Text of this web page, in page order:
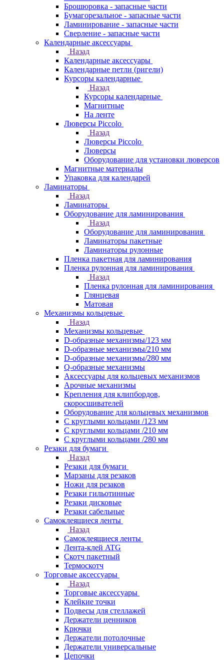
Брошюровка - запасные части
Бумагорезальное - запасные части
Ламинирование - запасные части
Сверление - запасные части
Календарные аксессуары
Назад
Календарные аксессуары
Календарные петли (ригели)
Курсоры календарные
Назад
Курсоры календарные
Магнитные
На ленте
Люверсы Piccolo
Назад
Люверсы Piccolo
Люверсы
Оборудование для установки люверсов
Магнитные материалы
Упаковка для календарей
Ламинаторы
Назад
Ламинаторы
Оборудование для ламинирования
Назад
Оборудование для ламинирования
Ламинаторы пакетные
Ламинаторы рулонные
Пленка пакетная для ламинирования
Пленка рулонная для ламинирования
Назад
Пленка рулонная для ламинирования
Глянцевая
Матовая
Механизмы кольцевые
Назад
Механизмы кольцевые
D-образные механизмы/123 мм
D-образные механизмы/210 мм
D-образные механизмы/280 мм
Q-образные механизмы
Аксессуары для кольцевых механизмов
Арочные механизмы
Крепления для клипбордов,
скоросшивателей
Оборудование для кольцевых механизмов
С круглыми кольцами /123 мм
С круглыми кольцами /210 мм
С круглыми кольцами /280 мм
Резаки для бумаги
Назад
Резаки для бумаги
Марзаны для резаков
Ножи для резаков
Резаки гильотинные
Резаки дисковые
Резаки сабельные
Самоклеящиеся ленты
Назад
Самоклеящиеся ленты
Лента-клей ATG
Скотч пакетный
Термоскотч
Торговые аксессуары
Назад
Торговые аксессуары
Клейкие точки
Подвесы для стеллажей
Держатели ценников
Крючки
Держатели потолочные
Держатели универсальные
Цепочки